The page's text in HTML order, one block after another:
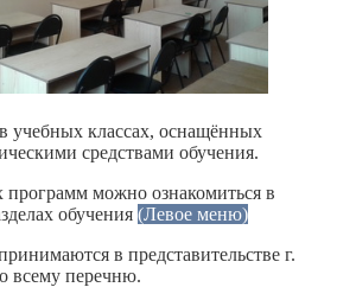
учебных классах, оснащённых
средствами обучения.
можно ознакомиться в
обучения (Левое меню)
в представительстве г.
всему перечню.